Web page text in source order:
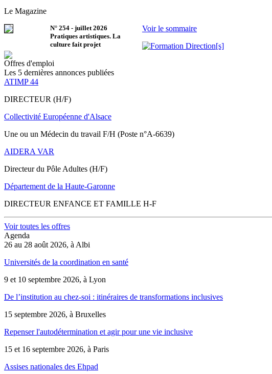
Le Magazine
N° 254 - juillet 2026
Pratiques artistiques. La
culture fait projet
Voir le sommaire
Offres d'emploi
Les 5 dernières annonces publiées
ATIMP 44
DIRECTEUR (H/F)
Collectivité Européenne d'Alsace
Une ou un Médecin du travail F/H (Poste n°A-6639)
AIDERA VAR
Directeur du Pôle Adultes (H/F)
Département de la Haute-Garonne
DIRECTEUR ENFANCE ET FAMILLE H-F
Voir toutes les offres
Agenda
26 au 28 août 2026, à Albi
Universités de la coordination en santé
9 et 10 septembre 2026, à Lyon
De l’institution au chez-soi : itinéraires de transformations inclusives
15 septembre 2026, à Bruxelles
Repenser l'autodétermination et agir pour une vie inclusive
15 et 16 septembre 2026, à Paris
Assises nationales des Ehpad